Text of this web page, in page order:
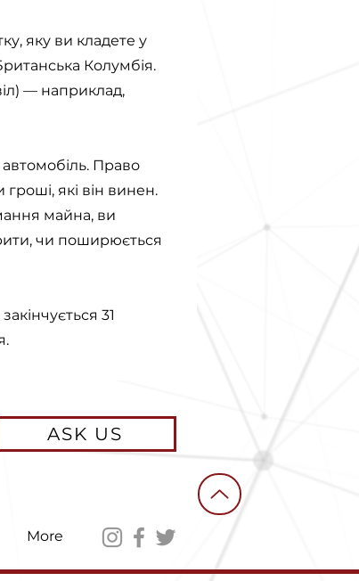
яку ви кладете у
Колумбія.
— наприклад,
Право
які він винен.
майна, ви
чи поширюється
31
ASK US
More